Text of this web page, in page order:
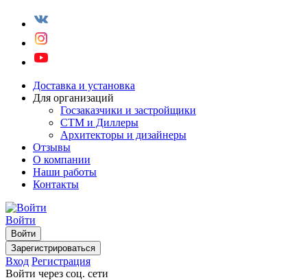
Доставка и установка
Для организаций
Госзаказчики и застройщики
СТМ и Диллеры
Архитекторы и дизайнеры
Отзывы
О компании
Наши работы
Контакты
Войти
Войти
Зарегистрироваться
Вход Регистрация
Войти через соц. сети